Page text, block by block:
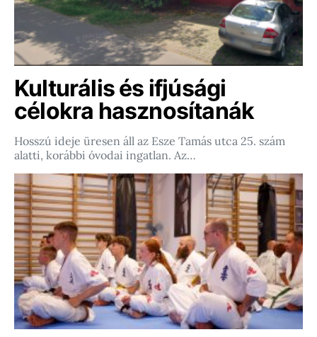
Kulturális és ifjúsági
célokra hasznosítanák
Hosszú ideje üresen áll az Esze Tamás utca 25. szám
alatti, korábbi óvodai ingatlan. Az…